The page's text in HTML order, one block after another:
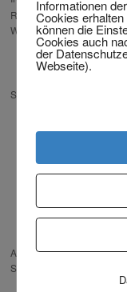
RECHT, DAS IHNEN
WÄHLEN!
RECHTSWAHL-
VEREINBARUNGEN
SCHEIDUNG VON
NACH TRENNUNG /
SCHEIDUNG WENN
PARTNER JÜNGER
ASIEN, SÜDAMERIKA
ANERKENNUNG
SCHEIDUNG IN
KOSTENPAUSCHALE
Informationen
Cookies
können die
Cookies auch
der
Webseite).